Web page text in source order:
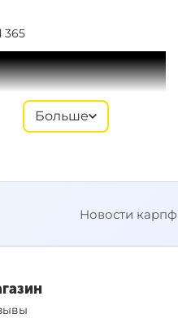
365
Больше
Новости